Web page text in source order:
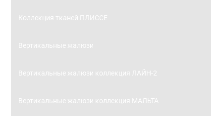
Коллекция тканей ПЛИССЕ
Вертикальные жалюзи
Вертикальные жалюзи коллекция ЛАЙН-2
Вертикальные жалюзи коллекция МАЛЬТА